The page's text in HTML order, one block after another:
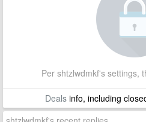
Per shtzlwdmkf's settings,
Dealsinfo, including